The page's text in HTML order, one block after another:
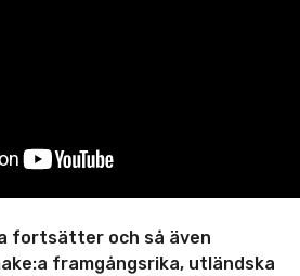
fortsätter och så även
framgångsrika, utländska